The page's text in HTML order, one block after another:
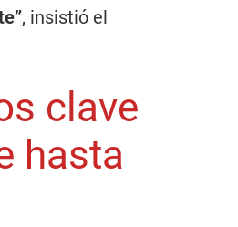
, insistió el
clave
hasta